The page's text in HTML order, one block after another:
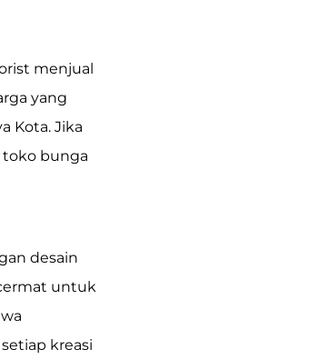
menjual
yang
Kota. Jika
toko bunga
desain
untuk
kreasi